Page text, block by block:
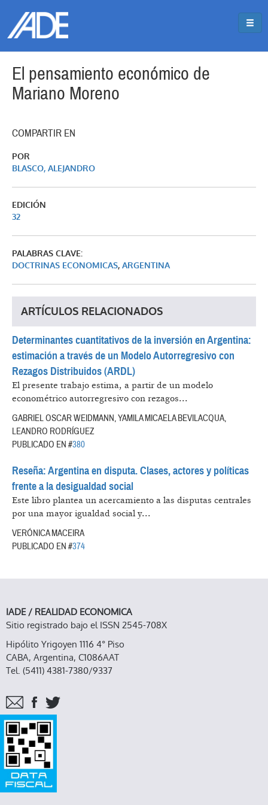
El pensamiento económico de
Mariano Moreno
COMPARTIR EN
POR
BLASCO, ALEJANDRO
EDICIÓN
32
PALABRAS CLAVE:
DOCTRINAS ECONOMICAS, ARGENTINA
ARTÍCULOS RELACIONADOS
Determinantes cuantitativos de la inversión en Argentina:
estimación a través de un Modelo Autorregresivo con
Rezagos Distribuidos (ARDL)
El presente trabajo estima, a partir de un modelo
econométrico autorregresivo con rezagos...
GABRIEL OSCAR WEIDMANN, YAMILA MICAELA BEVILACQUA,
LEANDRO RODRÍGUEZ
PUBLICADO EN #380
Reseña: Argentina en disputa. Clases, actores y políticas
frente a la desigualdad social
Este libro plantea un acercamiento a las disputas centrales
por una mayor igualdad social y...
VERÓNICA MACEIRA
PUBLICADO EN #374
IADE / REALIDAD ECONOMICA
Sitio registrado bajo el ISSN 2545-708X
Hipólito Yrigoyen 1116 4° Piso
CABA, Argentina, C1086AAT
Tel. (5411) 4381-7380/9337